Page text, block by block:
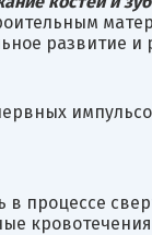
развитие и
процессе